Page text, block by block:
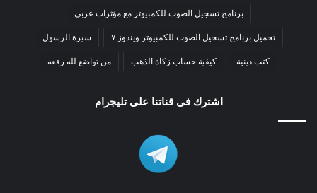
برنامج تسجيل الصوت للكمبيوتر مع مؤثرات عربي
تحميل برنامج تسجيل الصوت للكمبيوتر ويندوز ٧ سيرة الرسول
كتب دينية كيفية حساب زكاة الذهب من تواضع لله رفعه
اشترك فى قناتنا على تليجرام